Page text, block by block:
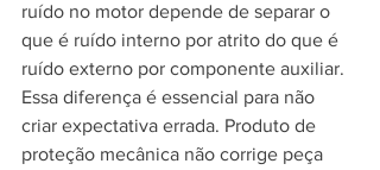
ruído no motor depende de separar o
que é ruído interno por atrito do que é
ruído externo por componente auxiliar.
Essa diferença é essencial para não
criar expectativa errada. Produto de
proteção mecânica não corrige peça